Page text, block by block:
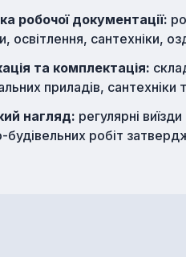
робочої документації:
освітлення, сантехніки,
та комплектація:
приладів, сантехніки
нагляд: регулярні
робіт